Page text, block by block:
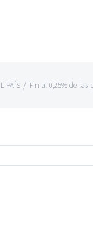
PAÍS / Fin al 0,25% de las